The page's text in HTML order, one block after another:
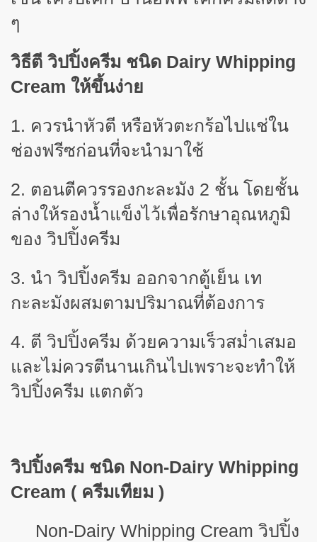
ๆ
วิธีตี วิปปิ้งครีม ชนิด Dairy Whipping
Cream ให้ขึ้นง่าย
1. ควรนำหัวตี หรือหัวตะกร้อไปแช่ใน
ช่องฟรีซก่อนที่จะนำมาใช้
2. ตอนตีควรรองกะละมัง 2 ชั้น โดยชั้น
ล่างให้รองน้ำแข็งไว้เพื่อรักษาอุณหภูมิ
ของ วิปปิ้งครีม
3. นำ วิปปิ้งครีม ออกจากตู้เย็น เท
กะละมังผสมตามปริมาณที่ต้องการ
4. ตี วิปปิ้งครีม ด้วยความเร็วสม่ำเสมอ
และไม่ควรตีนานเกินไปเพราะจะทำให้
วิปปิ้งครีม แตกตัว
วิปปิ้งครีม ชนิด Non-Dairy Whipping
Cream ( ครีมเทียม )
Non-Dairy Whipping Cream วิปปิ้ง